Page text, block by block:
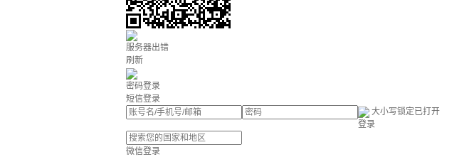
服务器出错
刷新
密码登录
短信登录
大小写锁定已打开
登录
微信登录